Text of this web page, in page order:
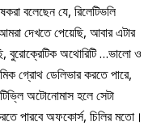
বলেছেন যে, রিলেটিভলি
দেখতে পেয়েছি, আবার এটার
বুরোক্রেটিক অথোরিটি …ভালো ও
গ্রোথ ডেলিভার করতে পারে,
অটোনোমাস হলে সেটা
পারবে অফকোর্স, চিলির মতো।